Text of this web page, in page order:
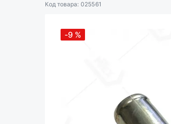
Код товара: 025561
-9 %